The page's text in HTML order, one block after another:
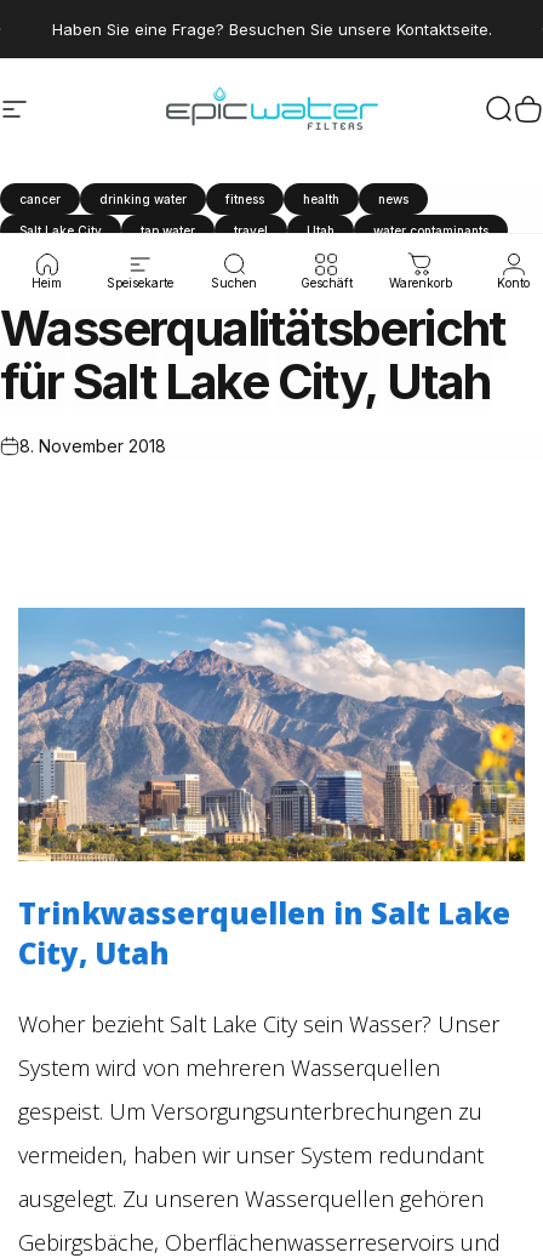
Sparen Sie 15 %, indem Sie dem Trinkwasserclub beitreten.
Seitennavigation Epic Water Filters USA
Heim Speisekarte Suchen Geschäft Warenkorb Konto
cancer drinking water fitness health news
Salt Lake City tap water travel Utah water contaminants
water filter Water Quality Report
Wasserqualitätsbericht
fürSalt LakeCity, Utah
8. November 2018
Trinkwasserquellen in Salt Lake
City, Utah
Woher bezieht Salt Lake City sein Wasser? Unser
System wird von mehreren Wasserquellen
gespeist. Um Versorgungsunterbrechungen zu
vermeiden, haben wir unser System redundant
ausgelegt. Zu unseren Wasserquellen gehören
Gebirgsbäche, Oberflächenwasserreservoirs und